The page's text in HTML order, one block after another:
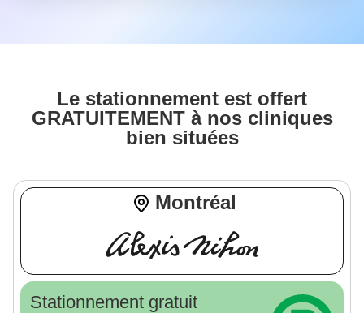
Le stationnement est offert
GRATUITEMENT à nos cliniques
bien situées
Montréal
Stationnement gratuit